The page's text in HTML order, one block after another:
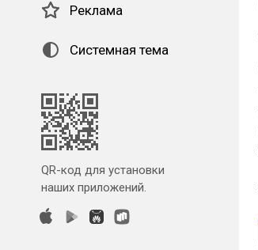
Реклама
Системная тема
QR-код для установки
наших приложений.